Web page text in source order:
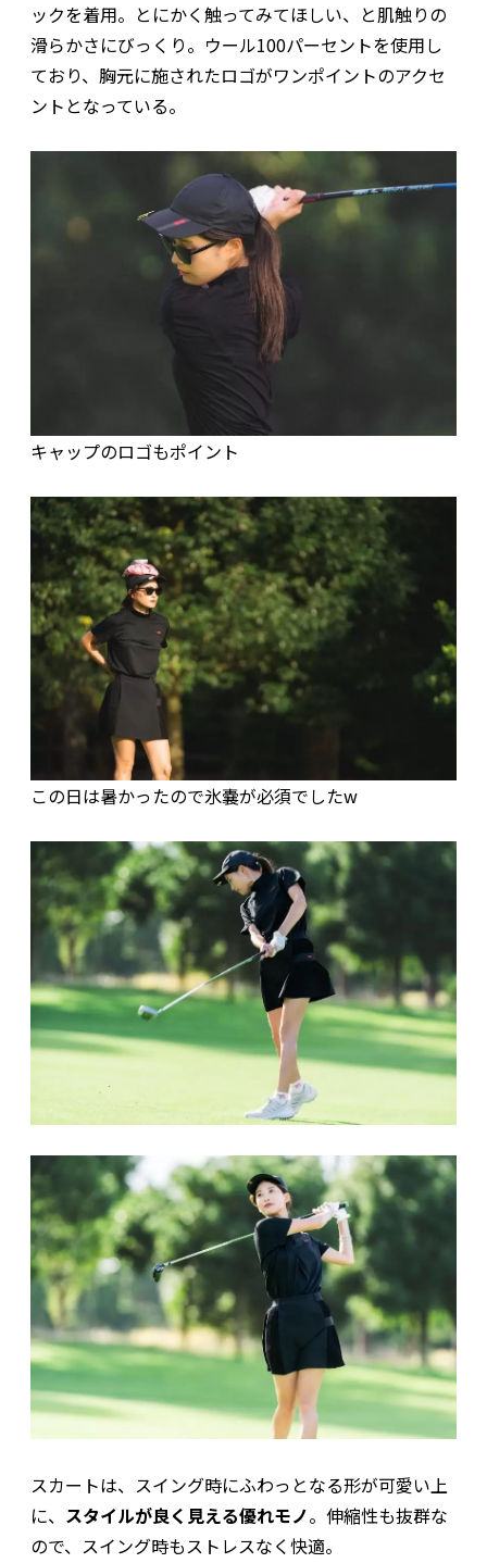
ックを着用。とにかく触ってみてほしい、と肌触りの
滑らかさにびっくり。ウール100パーセントを使用し
ており、胸元に施されたロゴがワンポイントのアクセ
ントとなっている。
キャップのロゴもポイント
この日は暑かったので氷嚢が必須でしたw
スカートは、スイング時にふわっとなる形が可愛い上
に、 スタイルが良く見える優れモノ。伸縮性も抜群な
ので、スイング時もストレスなく快適。